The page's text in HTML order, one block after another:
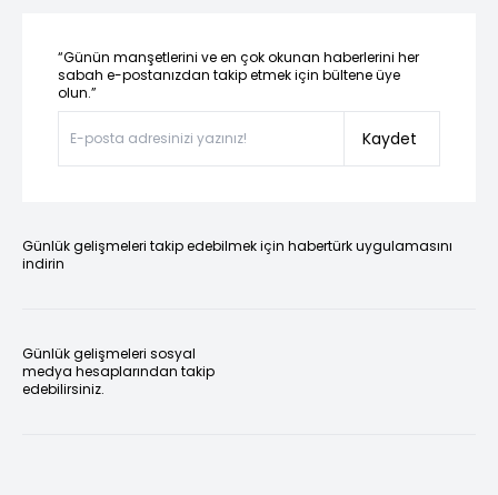
“Günün manşetlerini ve en çok okunan haberlerini her
sabah e-postanızdan takip etmek için bültene üye
olun.”
Kaydet
Günlük gelişmeleri takip edebilmek için habertürk uygulamasını
indirin
Günlük gelişmeleri sosyal
medya hesaplarından takip
edebilirsiniz.